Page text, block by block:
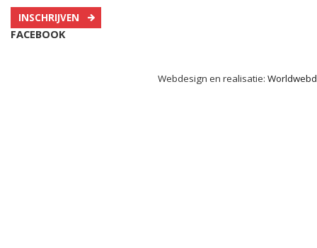
INSCHRIJVEN
FACEBOOK
Webdesign en realisatie: